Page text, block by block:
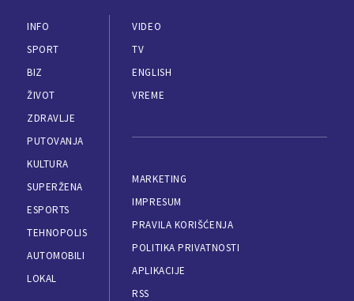
INFO
SPORT
BIZ
ŽIVOT
ZDRAVLJE
PUTOVANJA
KULTURA
SUPERŽENA
ESPORTS
TEHNOPOLIS
AUTOMOBILI
LOKAL
VIDEO
TV
ENGLISH
VREME
MARKETING
IMPRESUM
PRAVILA KORIŠĆENJA
POLITIKA PRIVATNOSTI
APLIKACIJE
RSS